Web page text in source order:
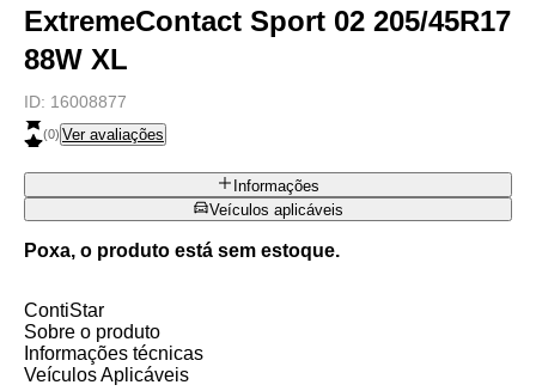
ExtremeContact Sport 02 205/45R17
88W XL
ID: 16008877
(0) Ver avaliações
Informações
Veículos aplicáveis
Poxa, o produto está sem estoque.
ContiStar
Sobre o produto
Informações técnicas
Veículos Aplicáveis